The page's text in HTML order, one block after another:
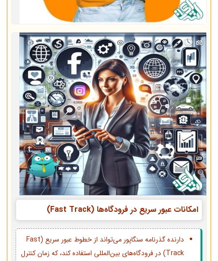
امکانات عبور سریع در فرودگاه‌ها (Fast Track)
دارنده گذرنامه سنگاپور می‌تواند از خطوط عبور سریع (Fast
Track) در فرودگاه‌های بین‌المللی استفاده کند، که زمان کنترل